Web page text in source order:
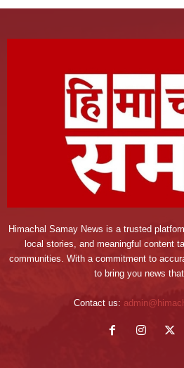
Himachal Samay News is a trusted
local stories, and meaningful content
communities. With a commitment to
to bring you news
Contact us: